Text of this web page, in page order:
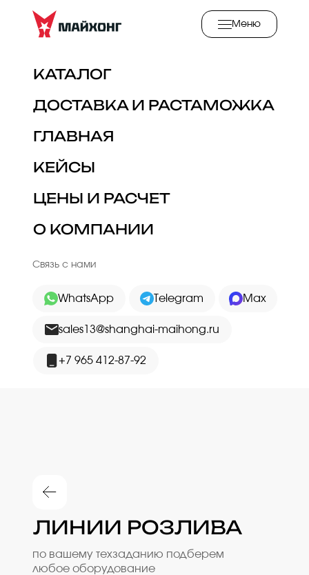
Меню
Max
О КОМПАНИИ
ЦЕНЫ И РАСЧЕТ
КЕЙСЫ
ДОСТАВКА И РАСТАМОЖКА
КАТАЛОГ
ГЛАВНАЯ
Связь с нами
+7 965 412-87-92
sales13@shanghai-maihong.ru
Telegram
WhatsApp
ЛИНИИ РОЗЛИВА
по вашему техзаданию подберем
любое оборудование